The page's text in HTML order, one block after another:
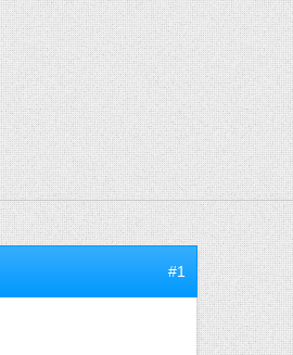
#1